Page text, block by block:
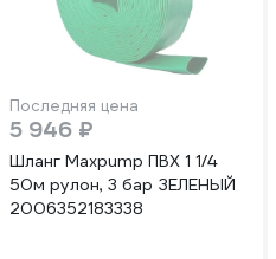
Последняя цена
5 946 ₽
Шланг Maxpump ПВХ 1 1/4
50м рулон, 3 бар ЗЕЛЕНЫЙ
2006352183338